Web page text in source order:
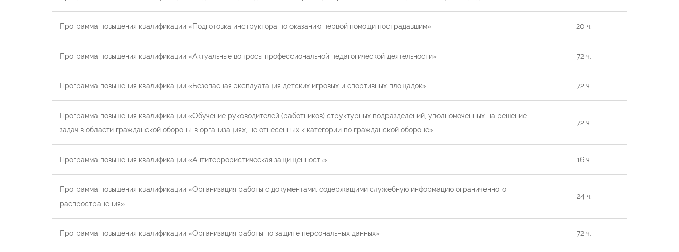
Программа повышения квалификации «Подготовка инструктора по оказанию первой помощи пострадавшим» 20 ч.
Программа повышения квалификации «Актуальные вопросы профессиональной педагогической деятельности» 72 ч.
Программа повышения квалификации «Безопасная эксплуатация детских игровых и спортивных площадок» 72 ч.
Программа повышения квалификации «Обучение руководителей (работников) структурных подразделений, уполномоченных на решение
задач в области гражданской обороны в организациях, не отнесенных к категории по гражданской обороне»
72 ч.
Программа повышения квалификации «Антитеррористическая защищенность» 16 ч.
Программа повышения квалификации «Организация работы с документами, содержащими служебную информацию ограниченного
распространения»
24 ч.
Программа повышения квалификации «Организация работы по защите персональных данных» 72 ч.